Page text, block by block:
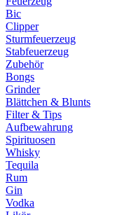
Bic
Clipper
Sturmfeuerzeug
Stabfeuerzeug
Zubehör
Bongs
Grinder
Blättchen & Blunts
Filter & Tips
Aufbewahrung
Spirituosen
Whisky
Tequila
Rum
Gin
Vodka